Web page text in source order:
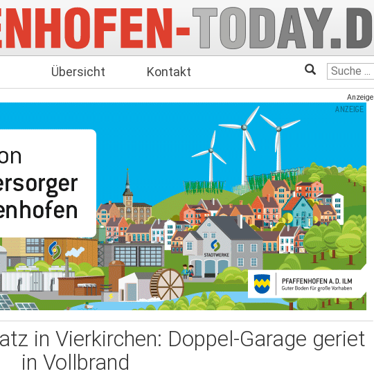
Übersicht Kontakt
Anzeige
in Vierkirchen: Doppel-Garage geriet
in Vollbrand